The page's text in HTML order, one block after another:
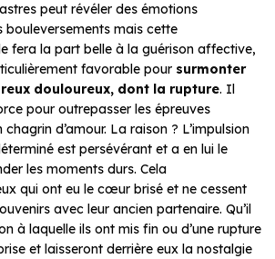
peut révéler des émotions
bouleversements mais cette
fera la part belle à la guérison affective,
favorable pour surmonter
douloureux, dont la rupture. Il
pour outrepasser les épreuves
d’amour. La raison ? L’impulsion
est persévérant et a en lui le
les moments durs. Cela
qui ont eu le cœur brisé et ne cessent
avec leur ancien partenaire. Qu’il
à laquelle ils ont mis fin ou d’une rupture
et laisseront derrière eux la nostalgie